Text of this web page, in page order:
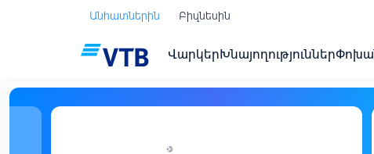
Անհատներին Բիզնեսին
ՎարկերԽնայողություններ